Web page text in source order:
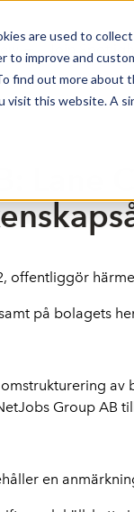
are used to
improve and
out more about
visit this website. A
offentliggör
på bolagets
Group AB
en